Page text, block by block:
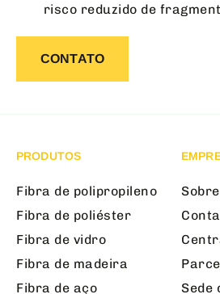
risco reduzido de
CONTATO
PRODUTOS
Fibra de polipropileno
Fibra de poliéster
Fibra de vidro
Fibra de madeira
Fibra de aço
Sede